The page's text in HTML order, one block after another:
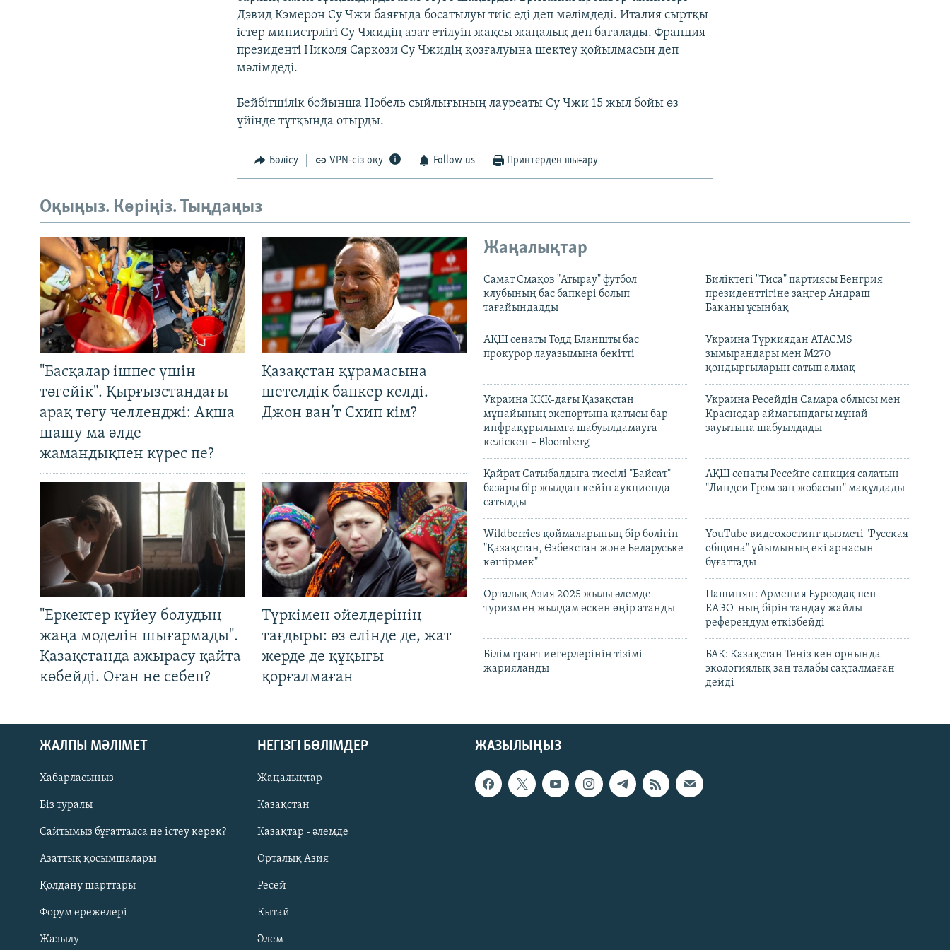
Русский
ЖАЗЫЛЫҢЫЗ
Дэвид Кэмерон Су Чжи баяғыда босатылуы тиіс еді деп мәлімдеді. Италия сыртқы
істер министрлігі Су Чжидің азат етілуін жақсы жаңалық деп бағалады. Франция
президенті Николя Саркози Су Чжидің қозғалуына шектеу қойылмасын деп
мәлімдеді.
Бейбітшілік бойынша Нобель сыйлығының лауреаты Су Чжи 15 жыл бойы өз
үйінде тұтқында отырды.
Бөлісу VPN-сіз оқу Follow us Принтерден шығару
Оқыңыз. Көріңіз. Тыңдаңыз
"Басқалар ішпес үшін
төгейік". Қырғызстандағы
арақ төгу челленджі: Ақша
шашу ма әлде
жамандықпен күрес пе?
Қазақстан құрамасына
шетелдік бапкер келді.
Джон ван’т Схип кім?
"Еркектер күйеу болудың
жаңа моделін шығармады".
Қазақстанда ажырасу қайта
көбейді. Оған не себеп?
Түркімен әйелдерінің
тағдыры: өз елінде де, жат
жерде де құқығы
қорғалмаған
Жаңалықтар
Самат Смақов "Атырау" футбол
клубының бас бапкері болып
тағайындалды
Биліктегі "Тиса" партиясы Венгрия
президенттігіне заңгер Андраш
Баканы ұсынбақ
АҚШ сенаты Тодд Бланшты бас
прокурор лауазымына бекітті
Украина Түркиядан ATACMS
зымырандары мен M270
қондырғыларын сатып алмақ
Украина КҚК-дағы Қазақстан
мұнайының экспортына қатысы бар
инфрақұрылымға шабуылдамауға
келіскен – Bloomberg
Украина Ресейдің Самара облысы мен
Краснодар аймағындағы мұнай
зауытына шабуылдады
Қайрат Сатыбалдыға тиесілі "Байсат"
базары бір жылдан кейін аукционда
сатылды
АҚШ сенаты Ресейге санкция салатын
"Линдси Грэм заң жобасын" мақұлдады
Wildberries қоймаларының бір бөлігін
"Қазақстан, Өзбекстан және Беларуське
көшірмек"
YouTube видеохостинг қызметі "Русская
община" ұйымының екі арнасын
бұғаттады
Орталық Азия 2025 жылы әлемде
туризм ең жылдам өскен өңір атанды
Пашинян: Армения Еуроодақ пен
ЕАЭО-ның бірін таңдау жайлы
референдум өткізбейді
Білім грант иегерлерінің тізімі
жарияланды
БАҚ: Қазақстан Теңіз кен орнында
экологиялық заң талабы сақталмаған
дейді
ЖАЗЫЛЫҢЫЗ
ЖАЛПЫ МӘЛІМЕТ
Хабарласыңыз
Біз туралы
Сайтымыз бұғатталса не істеу керек?
Азаттық қосымшалары
Қолдану шарттары
Форум ережелері
Жазылу
НЕГІЗГІ БӨЛІМДЕР
Жаңалықтар
Қазақстан
Қазақтар - әлемде
Орталық Азия
Ресей
Қытай
Әлем